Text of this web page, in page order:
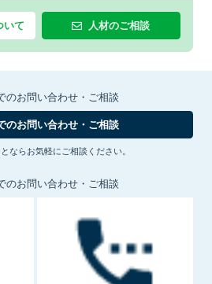
いて 人材のご相談
のお問い合わせ・ご相談
のお問い合わせ・ご相談
ならお気軽にご相談ください。
のお問い合わせ・ご相談